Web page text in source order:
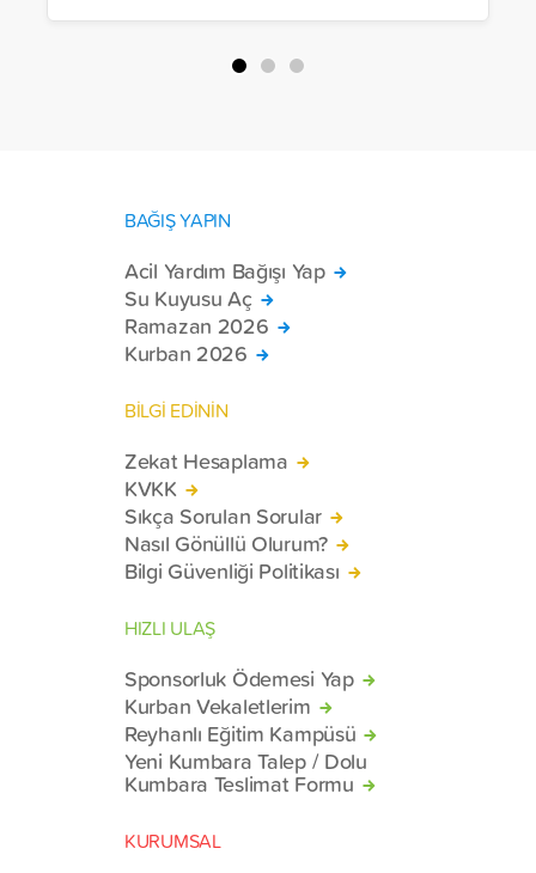
BAĞIŞ YAPIN
Acil Yardım Bağışı Yap
Su Kuyusu Aç
Ramazan 2026
Kurban 2026
BİLGİ EDİNİN
Zekat Hesaplama
KVKK
Sıkça Sorulan Sorular
Nasıl Gönüllü Olurum?
Bilgi Güvenliği Politikası
HIZLI ULAŞ
Sponsorluk Ödemesi Yap
Kurban Vekaletlerim
Reyhanlı Eğitim Kampüsü
Yeni Kumbara Talep / Dolu
Kumbara Teslimat Formu
KURUMSAL